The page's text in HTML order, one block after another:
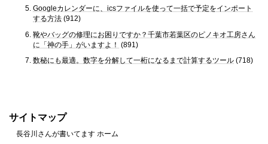
Googleカレンダーに、icsファイルを使って一括で予定をインポート
する方法 (912)
靴やバッグの修理にお困りですか？千葉市若葉区のピノキオ工房さん
に「神の手」がいますよ！ (891)
数秘にも最適。数字を分解して一桁になるまで計算するツール (718)
サイトマップ
長谷川さんが書いてます ホーム